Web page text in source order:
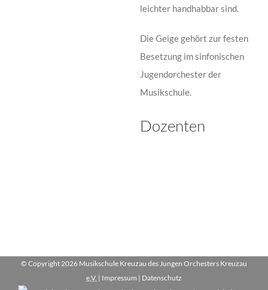
leichter handhabbar sind.
Die Geige gehört zur festen
Besetzung im sinfonischen
Jugendorchester der
Musikschule.
Dozenten
Ellen
Kheoshvili
© Copyright 2026 Musikschule Kreuzau des Jungen Orchesters Kreuzau
e.V. | Impressum | Datenschutz